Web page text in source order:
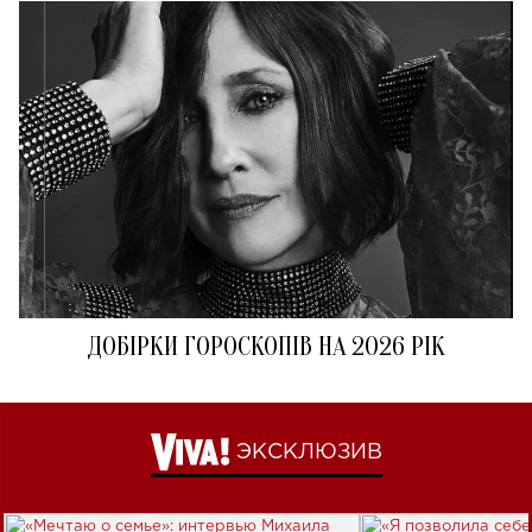
ДОБІРКИ ГОРОСКОПІВ НА 2026 РІК
ЭКСКЛЮЗИВ